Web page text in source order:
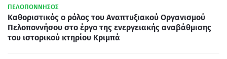
ΠΕΛΟΠΟΝΝΗΣΟΣ
Καθοριστικός ο ρόλος του Αναπτυξιακού Οργανισμού
Πελοποννήσου στο έργο της ενεργειακής αναβάθμισης
του ιστορικού κτηρίου Κριμπά